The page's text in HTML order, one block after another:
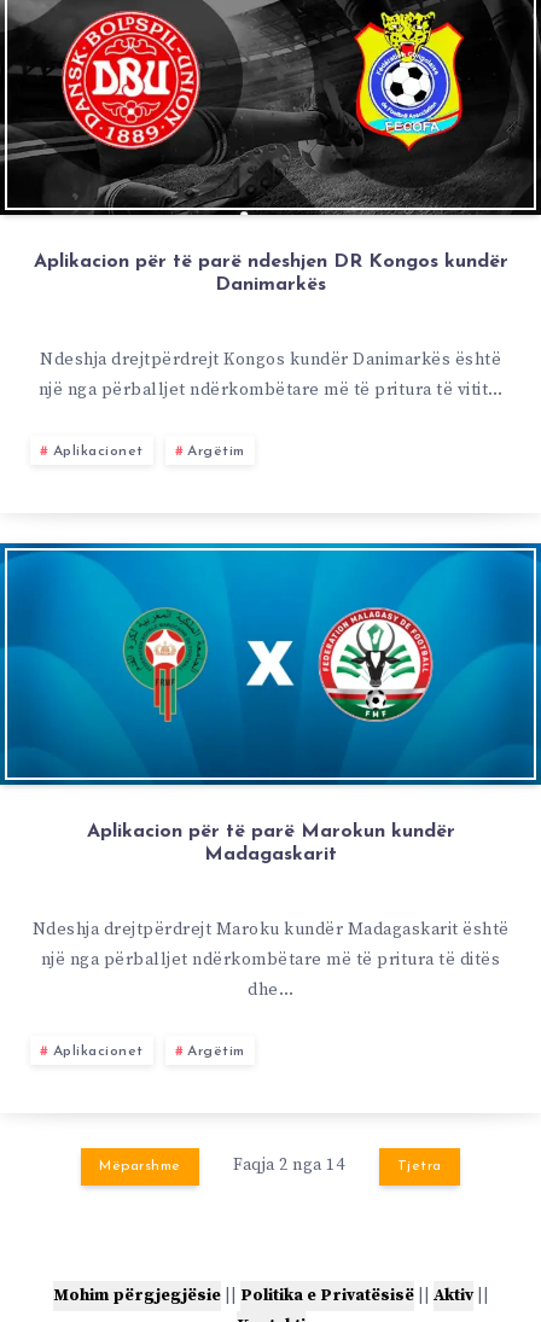
Aplikacion për të parë ndeshjen DR Kongos kundër
Danimarkës
Ndeshja drejtpërdrejt Kongos kundër Danimarkës është
një nga përballjet ndërkombëtare më të pritura të vitit…
Aplikacionet Argëtim
Aplikacion për të parë Marokun kundër
Madagaskarit
Ndeshja drejtpërdrejt Maroku kundër Madagaskarit është
një nga përballjet ndërkombëtare më të pritura të ditës
dhe…
Aplikacionet Argëtim
Mëparshme Faqja 2 nga 14 Tjetra
Mohim përgjegjësie|| Politika e Privatësisë|| Aktiv||